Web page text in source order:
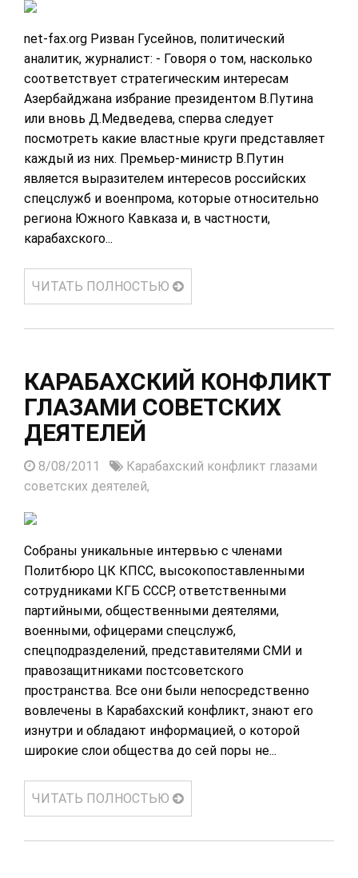
net-fax.org Ризван Гусейнов, политический
аналитик, журналист: - Говоря о том, насколько
соответствует стратегическим интересам
Азербайджана избрание президентом В.Путина
или вновь Д.Медведева, сперва следует
посмотреть какие властные круги представляет
каждый из них. Премьер-министр В.Путин
является выразителем интересов российских
спецслужб и военпрома, которые относительно
региона Южного Кавказа и, в частности,
карабахского...
ЧИТАТЬ ПОЛНОСТЬЮ
КАРАБАХСКИЙ КОНФЛИКТ
ГЛАЗАМИ СОВЕТСКИХ
ДЕЯТЕЛЕЙ
8/08/2011
Карабахский конфликт глазами
советских деятелей,
Собраны уникальные интервью с членами
Политбюро ЦК КПСС, высокопоставленными
сотрудниками КГБ СССР, ответственными
партийными, общественными деятелями,
военными, офицерами спецслужб,
спецподразделений, представителями СМИ и
правозащитниками постсоветского
пространства. Все они были непосредственно
вовлечены в Карабахский конфликт, знают его
изнутри и обладают информацией, о которой
широкие слои общества до сей поры не...
ЧИТАТЬ ПОЛНОСТЬЮ